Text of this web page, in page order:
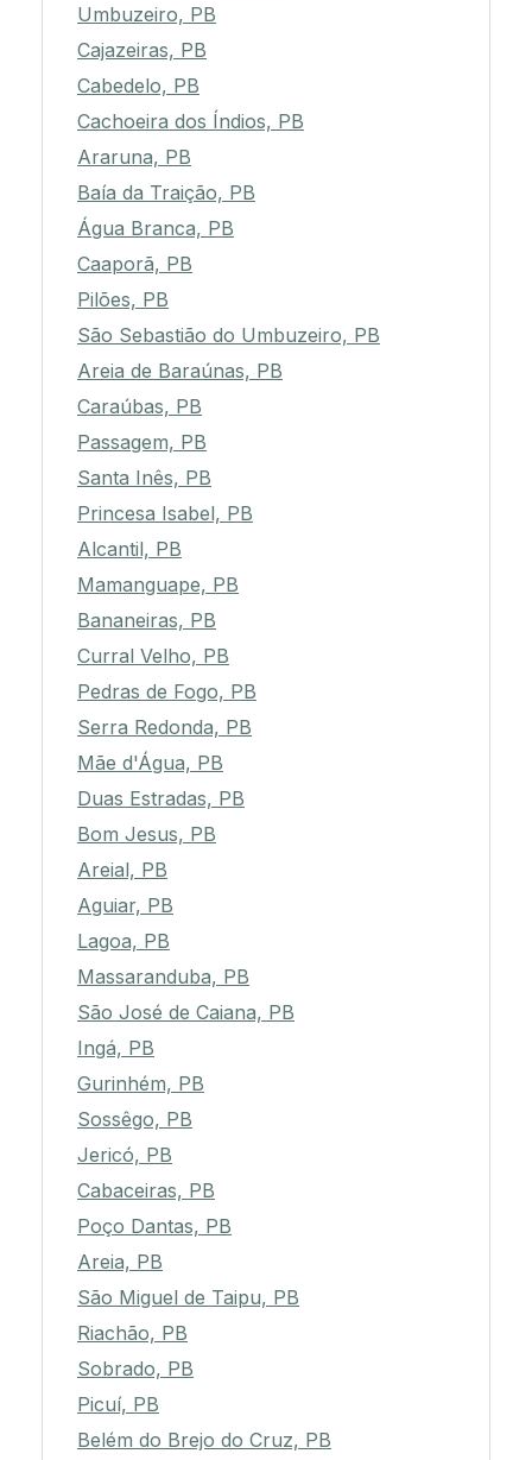
Umbuzeiro, PB
Cajazeiras, PB
Cabedelo, PB
Cachoeira dos Índios, PB
Araruna, PB
Baía da Traição, PB
Água Branca, PB
Caaporã, PB
Pilões, PB
São Sebastião do Umbuzeiro, PB
Areia de Baraúnas, PB
Caraúbas, PB
Passagem, PB
Santa Inês, PB
Princesa Isabel, PB
Alcantil, PB
Mamanguape, PB
Bananeiras, PB
Curral Velho, PB
Pedras de Fogo, PB
Serra Redonda, PB
Mãe d'Água, PB
Duas Estradas, PB
Bom Jesus, PB
Areial, PB
Aguiar, PB
Lagoa, PB
Massaranduba, PB
São José de Caiana, PB
Ingá, PB
Gurinhém, PB
Sossêgo, PB
Jericó, PB
Cabaceiras, PB
Poço Dantas, PB
Areia, PB
São Miguel de Taipu, PB
Riachão, PB
Sobrado, PB
Picuí, PB
Belém do Brejo do Cruz, PB